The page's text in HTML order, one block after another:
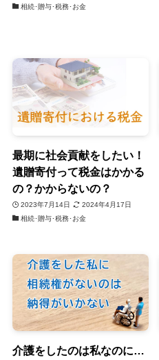
相続･贈与･税務･お金
最期に社会貢献をしたい！
遺贈寄付って税金はかかる
の？かからないの？
2023年7月14日
2024年4月17日
相続･贈与･税務･お金
介護をしたのは私なのに…